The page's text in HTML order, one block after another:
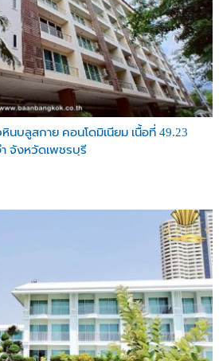
นบลูสกาย คอนโดมิเนียม เนื้อที่ 49.23
ำ จังหวัดเพชรบุรี